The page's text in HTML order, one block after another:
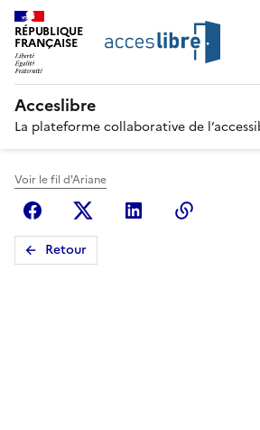
RÉPUBLIQUE
FRANÇAISE
Acceslibre
La plateforme collaborative de
Voir le fil d'Ariane
FacebookX (anciennement
Linkedin
Retour